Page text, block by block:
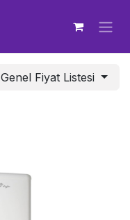
Genel Fiyat Listesi